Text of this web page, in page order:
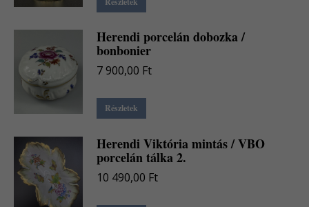
Herendi porcelán dobozka /
bonbonier
7 900,00 Ft
Részletek
Herendi Viktória mintás / VBO
porcelán tálka 2.
10 490,00 Ft